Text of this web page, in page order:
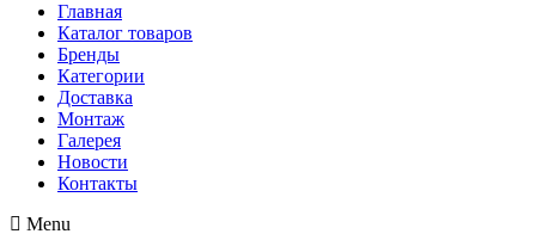
Главная
Каталог товаров
Бренды
Категории
Доставка
Монтаж
Галерея
Новости
Контакты
Menu